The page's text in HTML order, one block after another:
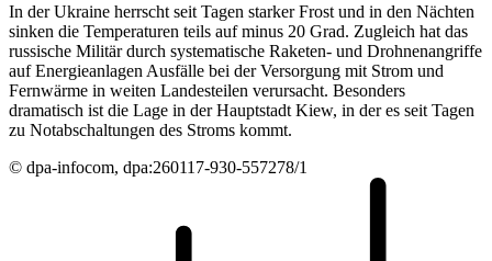
In der Ukraine herrscht seit Tagen starker Frost und in den Nächten
sinken die Temperaturen teils auf minus 20 Grad. Zugleich hat das
russische Militär durch systematische Raketen- und Drohnenangriffe
auf Energieanlagen Ausfälle bei der Versorgung mit Strom und
Fernwärme in weiten Landesteilen verursacht. Besonders
dramatisch ist die Lage in der Hauptstadt Kiew, in der es seit Tagen
zu Notabschaltungen des Stroms kommt.
© dpa-infocom, dpa:260117-930-557278/1